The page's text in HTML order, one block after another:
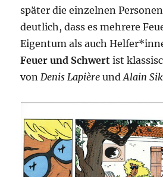
später die einzelnen
deutlich, dass es mehrere
Eigentum als auch
Feuer und Schwert ist
von Denis Lapière undAlain